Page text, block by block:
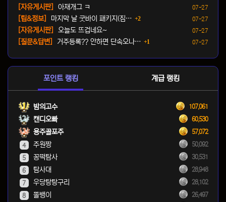
등록일
07-27
[자유게시판]
아재개그 ㅋ
등록일
07-27
[팁&정보] 마지막 날 굿바이 패키지(짐… 2댓글
등록일
07-27
[자유게시판]
오늘도 뜨겁네요~
등록일
07-27
[질문&답변] 거주등록?? 안하면 단속오나… 1
포인트 랭킹 계급 랭킹
밤의고수 107,061
캔디오빠 60,530
용주골포주 57,072
4 주원짱 50,092
5 꽁떡탐사 30,531
6 탐사대 28,948
7 우당탕탕구리 28,102
8 똘뱅이 26,497